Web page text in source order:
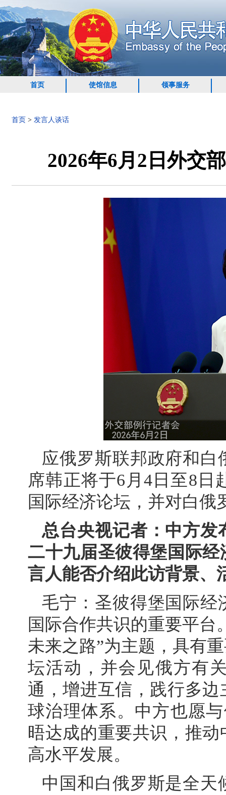
首页 使馆信息 领事服务
首页 > 发言人谈话
2026年6月2日外交
应俄罗斯联邦政府和
席韩正将于6月4日至8日
国际经济论坛，并对白俄
总台央视记者：中方发
二十九届圣彼得堡国际
言人能否介绍此访背景、
毛宁：圣彼得堡国际经
国际合作共识的重要平
未来之路”为主题，具有
坛活动，并会见俄方有
通，增进互信，践行多
球治理体系。中方也愿
晤达成的重要共识，推
高水平发展。
中国和白俄罗斯是全